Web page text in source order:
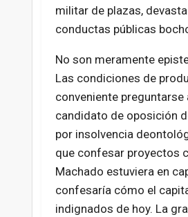
militar de plazas,
conductas públicas
No son meramente
Las condiciones de
conveniente
candidato de oposición
por insolvencia
que confesar proyectos
Machado estuviera en
confesaría cómo el
indignados de hoy. La